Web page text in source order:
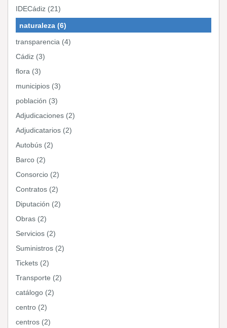
IDECádiz (21)
naturaleza (6)
transparencia (4)
Cádiz (3)
flora (3)
municipios (3)
población (3)
Adjudicaciones (2)
Adjudicatarios (2)
Autobús (2)
Barco (2)
Consorcio (2)
Contratos (2)
Diputación (2)
Obras (2)
Servicios (2)
Suministros (2)
Tickets (2)
Transporte (2)
catálogo (2)
centro (2)
centros (2)